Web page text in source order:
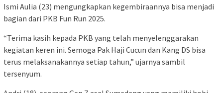
Ismi Aulia (23) mengungkapkan kegembiraannya bisa menjadi
bagian dari PKB Fun Run 2025.
“Terima kasih kepada PKB yang telah menyelenggarakan
kegiatan keren ini. Semoga Pak Haji Cucun dan Kang DS bisa
terus melaksanakannya setiap tahun,” ujarnya sambil
tersenyum.